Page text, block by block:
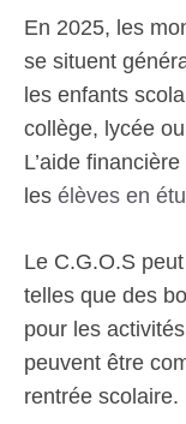
En 2025, les
se situent
les enfants
collège, lycée
L’aide
les élèves en
Le C.G.O.S
telles que des
pour les
peuvent être
rentrée scolaire.